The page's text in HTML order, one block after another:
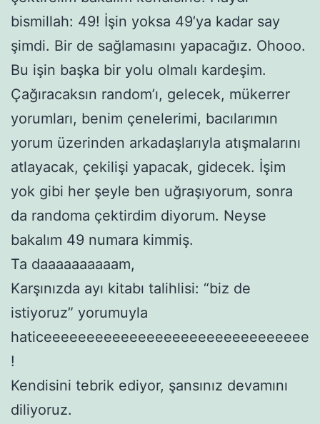
bismillah: 49! İşin yoksa 49’ya kadar say
şimdi. Bir de sağlamasını yapacağız. Ohooo.
Bu işin başka bir yolu olmalı kardeşim.
Çağıracaksın random’ı, gelecek, mükerrer
yorumları, benim çenelerimi, bacılarımın
yorum üzerinden arkadaşlarıyla atışmalarını
atlayacak, çekilişi yapacak, gidecek. İşim
yok gibi her şeyle ben uğraşıyorum, sonra
da randoma çektirdim diyorum. Neyse
bakalım 49 numara kimmiş.
Ta daaaaaaaaaam,
Karşınızda ayı kitabı talihlisi: “biz de
istiyoruz” yorumuyla
haticeeeeeeeeeeeeeeeeeeeeeeeeeeeeeee
!
Kendisini tebrik ediyor, şansınız devamını
diliyoruz.